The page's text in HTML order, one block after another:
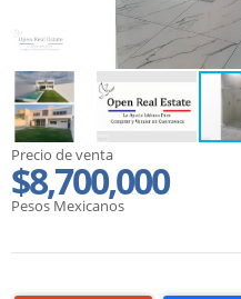
Precio de venta
$8,700,000
Pesos Mexicanos